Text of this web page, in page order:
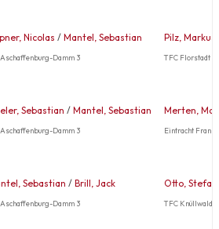
Nicolas / Mantel, Sebastian
Aschaffenburg-Damm 3
Pilz, Markus
TFC Florstadt 1
Sebastian / Mantel, Sebastian
Aschaffenburg-Damm 3
Merten,
Eintracht
Sebastian / Brill, Jack
Aschaffenburg-Damm 3
Otto,
TFC Knüllwald 1